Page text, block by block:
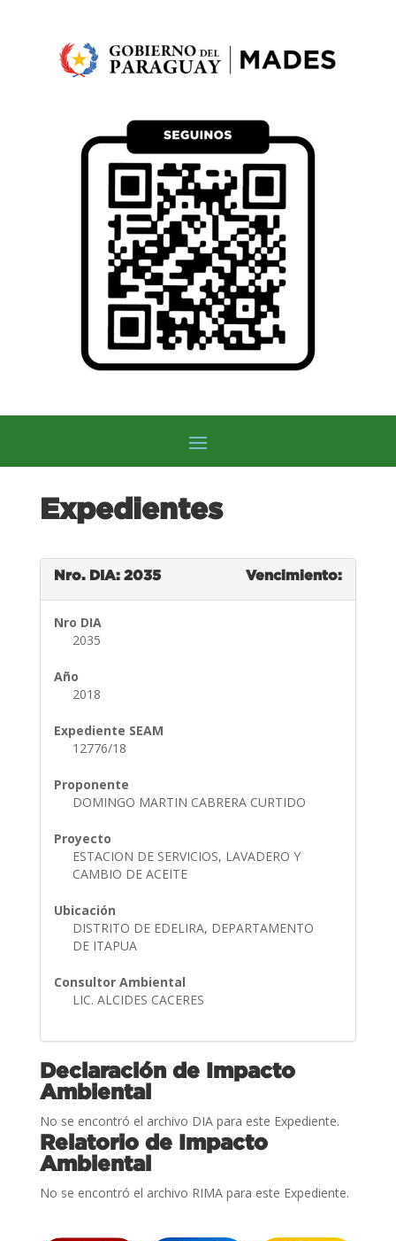
Expedientes
Nro. DIA: 2035 Vencimiento:
Nro DIA
2035
Año
2018
Expediente SEAM
12776/18
Proponente
DOMINGO MARTIN CABRERA CURTIDO
Proyecto
ESTACION DE SERVICIOS, LAVADERO Y
CAMBIO DE ACEITE
Ubicación
DISTRITO DE EDELIRA, DEPARTAMENTO
DE ITAPUA
Consultor Ambiental
LIC. ALCIDES CACERES
Declaración de Impacto
Ambiental
No se encontró el archivo DIA para este Expediente.
Relatorio de Impacto
Ambiental
No se encontró el archivo RIMA para este Expediente.